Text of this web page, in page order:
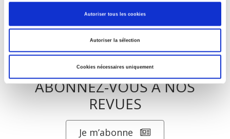
Autoriser tous les cookies
Autoriser la sélection
Cookies nécessaires uniquement
ABONNEZ-VOUS À NOS
REVUES
Je m’abonne